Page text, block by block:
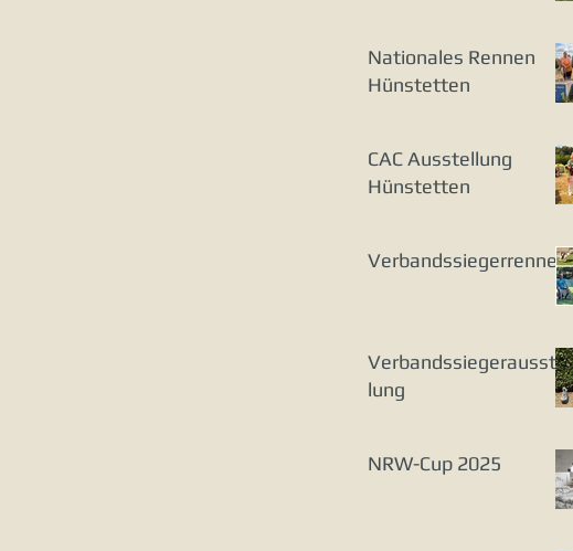
Nationales Rennen
Hünstetten
CAC Ausstellung
Hünstetten
Verbandssiegerrennen
Verbandssiegerausstel
lung
NRW-Cup 2025